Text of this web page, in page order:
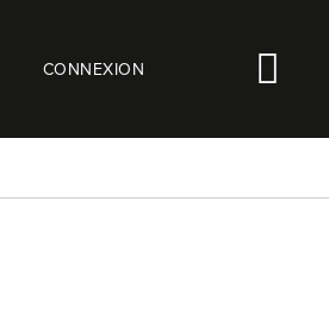
CONNEXION